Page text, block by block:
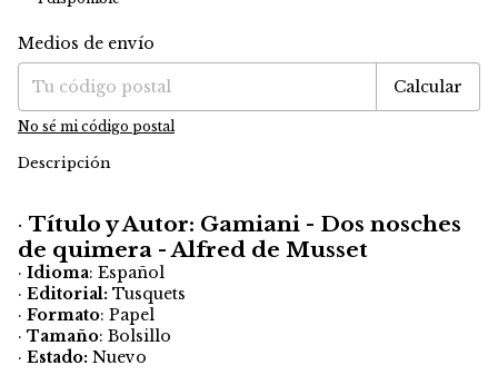
Entregas para el CP:
Medios de envío
Calcular
No sé mi código postal
Descripción
· Título y Autor: Gamiani - Dos nosches
de quimera - Alfred de Musset
· Idioma: Español
· Editorial: Tusquets
· Formato: Papel
· Tamaño: Bolsillo
· Estado: Nuevo